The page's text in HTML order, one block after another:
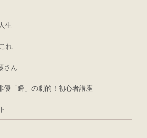
生
れ
さん！
優「瞬」の劇的！初心者講座